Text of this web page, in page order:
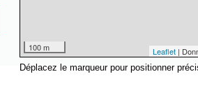
100 m Leaflet|
Déplacez le marqueur pour positionner